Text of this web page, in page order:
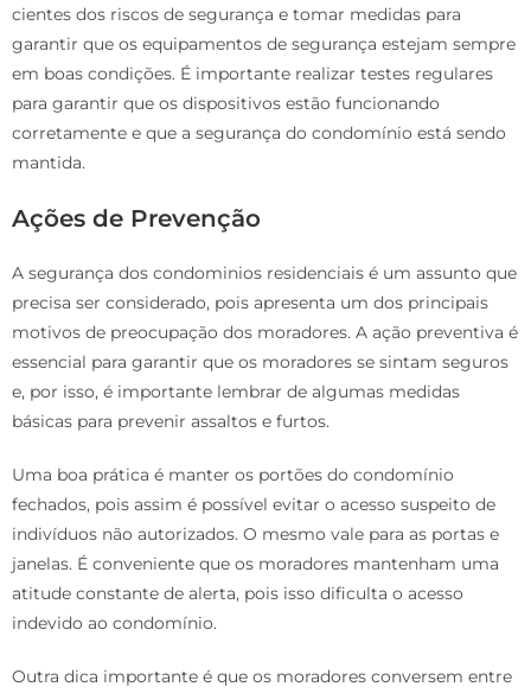
cientes dos riscos de segurança e tomar medidas para
garantir que os equipamentos de segurança estejam sempre
em boas condições. É importante realizar testes regulares
para garantir que os dispositivos estão funcionando
corretamente e que a segurança do condomínio está sendo
mantida.
Ações de Prevenção
A segurança dos condominios residenciais é um assunto que
precisa ser considerado, pois apresenta um dos principais
motivos de preocupação dos moradores. A ação preventiva é
essencial para garantir que os moradores se sintam seguros
e, por isso, é importante lembrar de algumas medidas
básicas para prevenir assaltos e furtos.
Uma boa prática é manter os portões do condomínio
fechados, pois assim é possível evitar o acesso suspeito de
indivíduos não autorizados. O mesmo vale para as portas e
janelas. É conveniente que os moradores mantenham uma
atitude constante de alerta, pois isso dificulta o acesso
indevido ao condomínio.
Outra dica importante é que os moradores conversem entre